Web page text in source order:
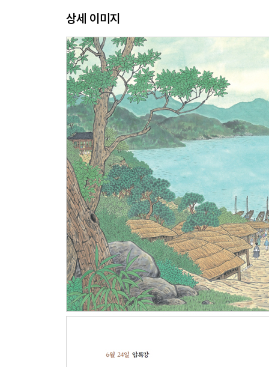
6월 8일 일지매
6월 9일 유구국 공주님
6월 10일 만남과 이별
6월 11일 종놈이 되겠다고?
6월 12일 기생
6월 13일 바다
6월 14일 전기수
6월 21일 편지
3부 압록강을 건너 중국으로 90
6월 24일 압록강
6월 25일 허허벌판
6월 27일 책문
6월 28일 집 찾기
6월 29일 관우묘
7월 2일 농부와 돼지
7월 6일 강 건너기
7월 8일 요양성
7월 9일 물렀거라! 저었거라!
상세 이미지